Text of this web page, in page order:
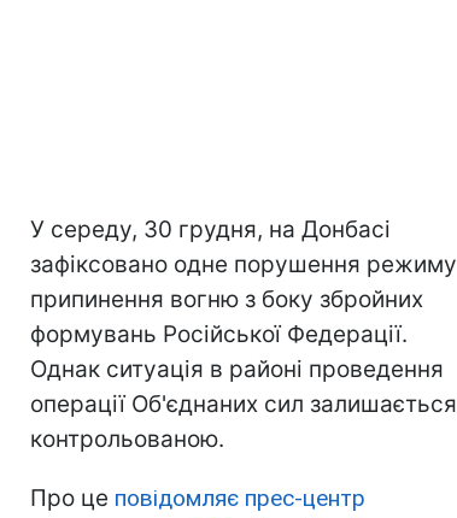
У середу, 30 грудня, на Донбасі
зафіксовано одне порушення режиму
припинення вогню з боку збройних
формувань Російської Федерації.
Однак ситуація в районі проведення
операції Об'єднаних сил залишається
контрольованою.
Про це повідомляє прес-центр